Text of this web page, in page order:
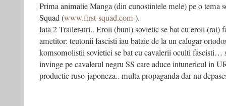
Prima animatie Manga (din cunostintele mele) pe o tema
Squad (www.first-squad.com ).
Iata 2 Trailer-uri.. Eroii (buni) sovietic se bat cu eroii (rai)
ametitor: teutonii fascisti iau bataie de la un calugar
komsomolistii sovietici se bat cu cavalerii oculti fascisti…
invinge pe cavalerul negru SS care aduce intunericul in
productie ruso-japoneza.. multa propaganda dar nu